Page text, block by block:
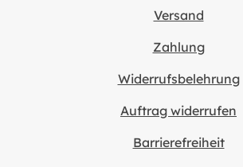
Versand
Zahlung
Widerrufsbelehrung
Auftrag widerrufen
Barrierefreiheit